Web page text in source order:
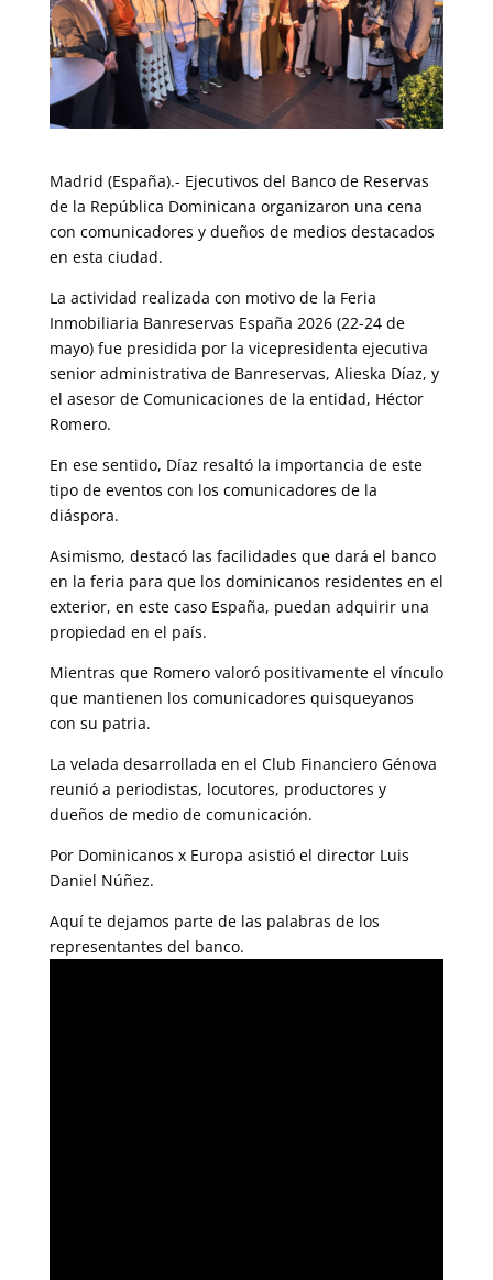
Madrid (España).- Ejecutivos del Banco de Reservas
de la República Dominicana organizaron una cena
con comunicadores y dueños de medios destacados
en esta ciudad.
La actividad realizada con motivo de la Feria
Inmobiliaria Banreservas España 2026 (22-24 de
mayo) fue presidida por la vicepresidenta ejecutiva
senior administrativa de Banreservas, Alieska Díaz, y
el asesor de Comunicaciones de la entidad, Héctor
Romero.
En ese sentido, Díaz resaltó la importancia de este
tipo de eventos con los comunicadores de la
diáspora.
Asimismo, destacó las facilidades que dará el banco
en la feria para que los dominicanos residentes en el
exterior, en este caso España, puedan adquirir una
propiedad en el país.
Mientras que Romero valoró positivamente el vínculo
que mantienen los comunicadores quisqueyanos
con su patria.
La velada desarrollada en el Club Financiero Génova
reunió a periodistas, locutores, productores y
dueños de medio de comunicación.
Por Dominicanos x Europa asistió el director Luis
Daniel Núñez.
Aquí te dejamos parte de las palabras de los
representantes del banco.